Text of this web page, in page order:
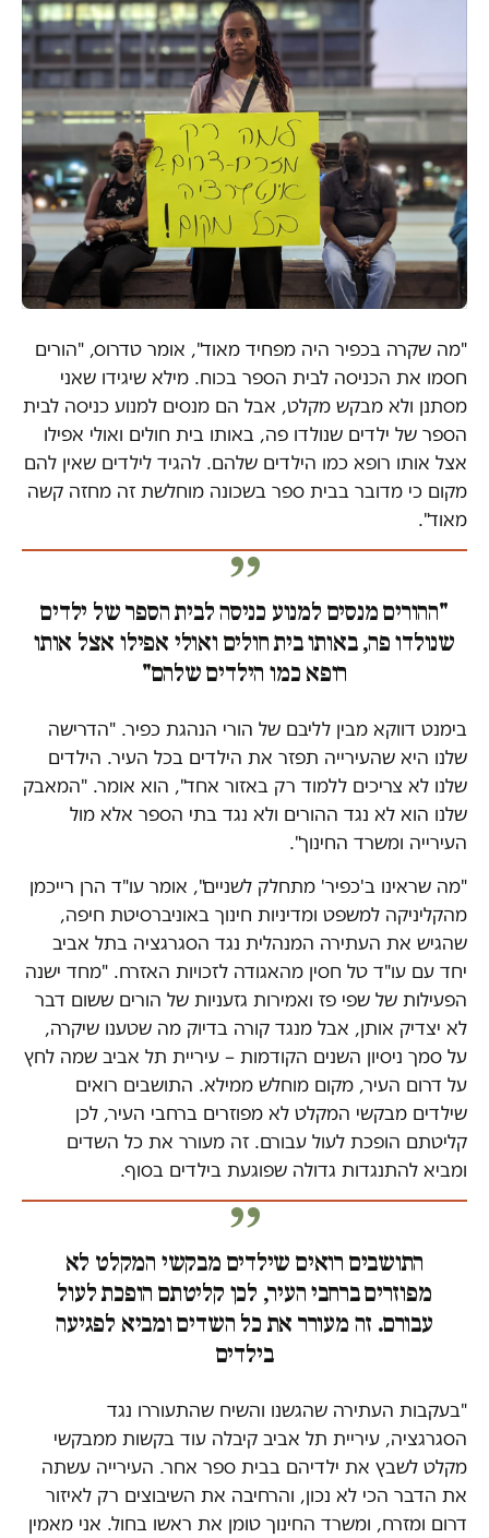
"מה שקרה בכפיר היה מפחיד מאוד", אומר טדרוס, "הורים
חסמו את הכניסה לבית הספר בכוח. מילא שיגידו שאני
מסתנן ולא מבקש מקלט, אבל הם מנסים למנוע כניסה לבית
הספר של ילדים שנולדו פה, באותו בית חולים ואולי אפילו
אצל אותו רופא כמו הילדים שלהם. להגיד לילדים שאין להם
מקום כי מדובר בבית ספר בשכונה מוחלשת זה מחזה קשה
מאוד".
"ההורים מנסים למנוע כניסה לבית הספר של ילדים
שנולדו פה, באותו בית חולים ואולי אפילו אצל אותו
רופא כמו הילדים שלהם"
בימנט דווקא מבין לליבם של הורי הנהגת כפיר. "הדרישה
שלנו היא שהעירייה תפזר את הילדים בכל העיר. הילדים
שלנו לא צריכים ללמוד רק באזור אחד", הוא אומר. "המאבק
שלנו הוא לא נגד ההורים ולא נגד בתי הספר אלא מול
העירייה ומשרד החינוך".
"מה שראינו ב'כפיר' מתחלק לשניים", אומר עו"ד הרן רייכמן
מהקליניקה למשפט ומדיניות חינוך באוניברסיטת חיפה,
שהגיש את העתירה המנהלית נגד הסגרגציה בתל אביב
יחד עם עו"ד טל חסין מהאגודה לזכויות האזרח. "מחד ישנה
הפעילות של שפי פז ואמירות גזעניות של הורים ששום דבר
לא יצדיק אותן, אבל מנגד קורה בדיוק מה שטענו שיקרה,
על סמך ניסיון השנים הקודמות – עיריית תל אביב שמה לחץ
על דרום העיר, מקום מוחלש ממילא. התושבים רואים
שילדים מבקשי המקלט לא מפוזרים ברחבי העיר, לכן
קליטתם הופכת לעול עבורם. זה מעורר את כל השדים
ומביא להתנגדות גדולה שפוגעת בילדים בסוף.
התושבים רואים שילדים מבקשי המקלט לא
מפוזרים ברחבי העיר, לכן קליטתם הופכת לעול
עבורם. זה מעורר את כל השדים ומביא לפגיעה
בילדים
"בעקבות העתירה שהגשנו והשיח שהתעוררו נגד
הסגרגציה, עיריית תל אביב קיבלה עוד בקשות ממבקשי
מקלט לשבץ את ילדיהם בבית ספר אחר. העירייה עשתה
את הדבר הכי לא נכון, והרחיבה את השיבוצים רק לאיזור
דרום ומזרח, ומשרד החינוך טומן את ראשו בחול. אני מאמין